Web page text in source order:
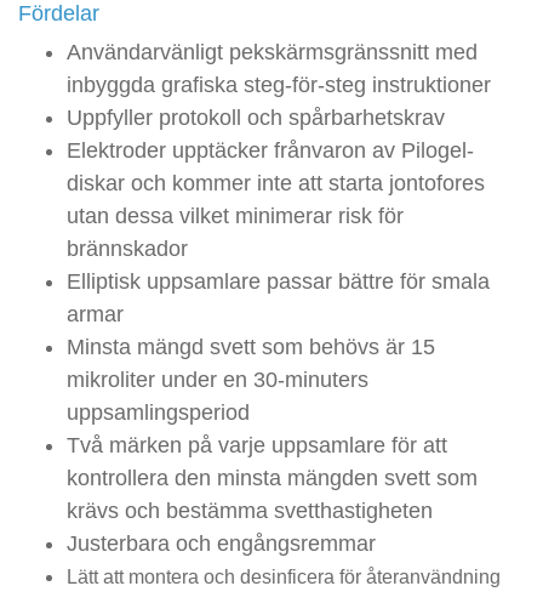
Fördelar
Användarvänligt pekskärmsgränssnitt med
inbyggda grafiska steg-för-steg instruktioner
Uppfyller protokoll och spårbarhetskrav
Elektroder upptäcker frånvaron av Pilogel-
diskar och kommer inte att starta jontofores
utan dessa vilket minimerar risk för
brännskador
Elliptisk uppsamlare passar bättre för smala
armar
Minsta mängd svett som behövs är 15
mikroliter under en 30-minuters
uppsamlingsperiod
Två märken på varje uppsamlare för att
kontrollera den minsta mängden svett som
krävs och bestämma svetthastigheten
Justerbara och engångsremmar
Lätt att montera och desinficera för återanvändning